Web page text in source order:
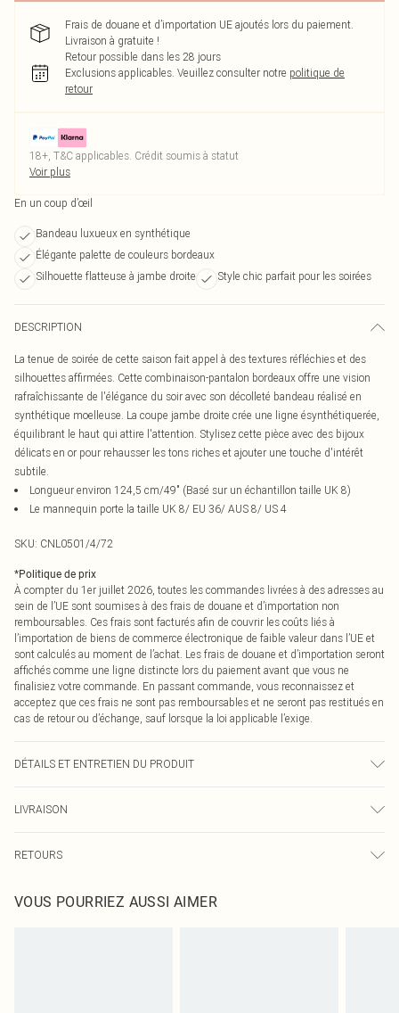
Frais de douane et d’importation UE ajoutés lors du paiement.
Livraison à gratuite !
Retour possible dans les 28 jours
Exclusions applicables. Veuillez consulter notre politique de
retour
18+, T&C applicables. Crédit soumis à statut
Voir plus
En un coup d’œil
Bandeau luxueux en synthétique
Élégante palette de couleurs bordeaux
Silhouette flatteuse à jambe droite
Style chic parfait pour les soirées
DESCRIPTION
La tenue de soirée de cette saison fait appel à des textures réfléchies et des
silhouettes affirmées. Cette combinaison-pantalon bordeaux offre une vision
rafraîchissante de l'élégance du soir avec son décolleté bandeau réalisé en
synthétique moelleuse. La coupe jambe droite crée une ligne ésynthétiquerée,
équilibrant le haut qui attire l'attention. Stylisez cette pièce avec des bijoux
délicats en or pour rehausser les tons riches et ajouter une touche d'intérêt
subtile.
Longueur environ 124,5 cm/49" (Basé sur un échantillon taille UK 8)
Le mannequin porte la taille UK 8/ EU 36/ AUS 8/ US 4
SKU: CNL0501/4/72
*Politique de prix
À compter du 1er juillet 2026, toutes les commandes livrées à des adresses au
sein de l’UE sont soumises à des frais de douane et d’importation non
remboursables. Ces frais sont facturés afin de couvrir les coûts liés à
l’importation de biens de commerce électronique de faible valeur dans l’UE et
sont calculés au moment de l’achat. Les frais de douane et d’importation seront
affichés comme une ligne distincte lors du paiement avant que vous ne
finalisiez votre commande. En passant commande, vous reconnaissez et
acceptez que ces frais ne sont pas remboursables et ne seront pas restitués en
cas de retour ou d’échange, sauf lorsque la loi applicable l’exige.
DÉTAILS ET ENTRETIEN DU PRODUIT
couleur peut déteindre.
LIVRAISON
Livraison express France
Jusqu'à 2-3 jours ouvrables
RETOURS
pour nous retourner un article.
VOUS POURRIEZ AUSSI AIMER